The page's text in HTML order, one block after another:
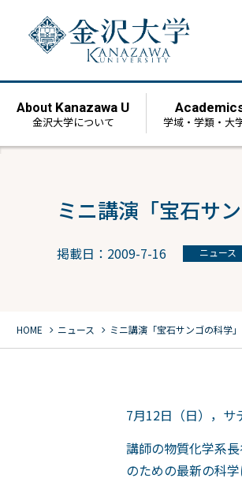
About Kanazawa U
金沢大学について 学域・学類・大
ミニ講演「宝石サ
掲載日：2009-7-16 ニュース
HOME chevron_right ニュース chevron_right ミニ講演「宝石サンゴの科学
7月12日（日），サ
講師の物質化学系
のための最新の科